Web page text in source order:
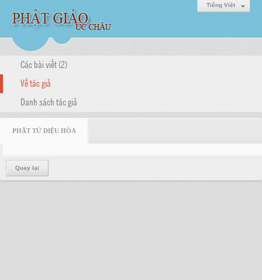
Tiếng Việt
Các bài viết (2)
Về tác giả
Danh sách tác giả
PHẬT TỬ DIỆU HÒA
Quay lại